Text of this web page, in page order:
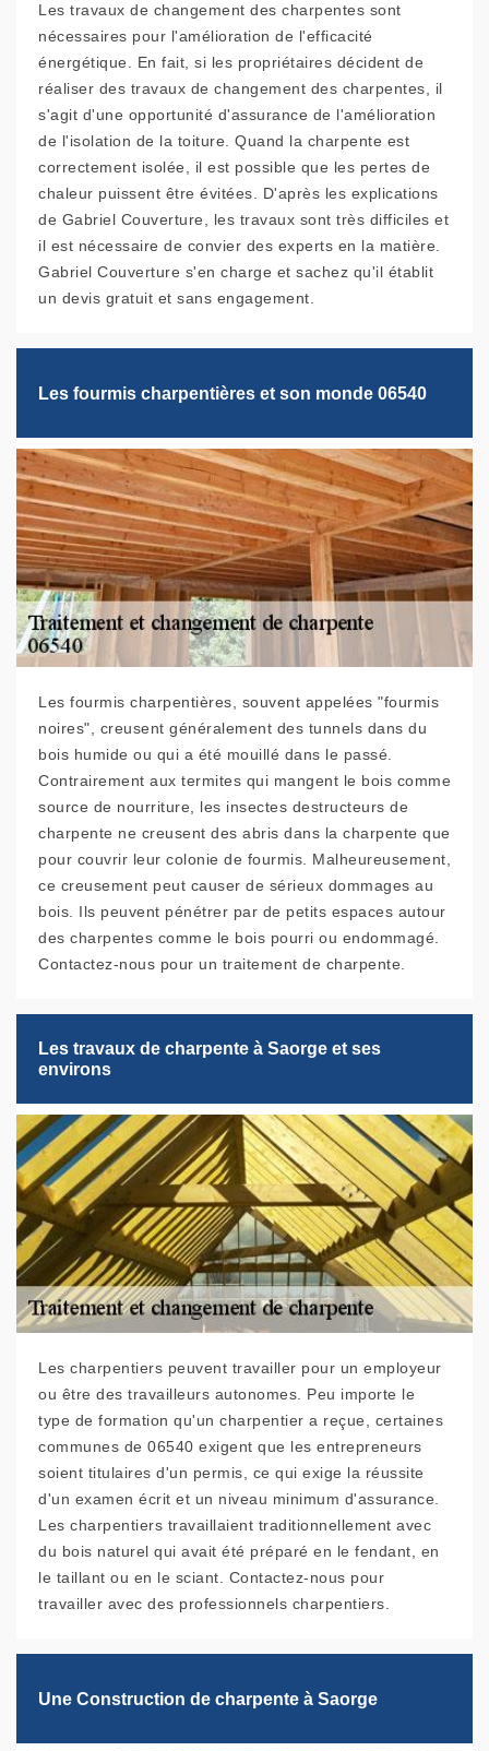
Les travaux de changement des charpentes sont
nécessaires pour l'amélioration de l'efficacité
énergétique. En fait, si les propriétaires décident de
réaliser des travaux de changement des charpentes, il
s'agit d'une opportunité d'assurance de l'amélioration
de l'isolation de la toiture. Quand la charpente est
correctement isolée, il est possible que les pertes de
chaleur puissent être évitées. D'après les explications
de Gabriel Couverture, les travaux sont très difficiles et
il est nécessaire de convier des experts en la matière.
Gabriel Couverture s'en charge et sachez qu'il établit
un devis gratuit et sans engagement.
Les fourmis charpentières et son monde 06540
Les fourmis charpentières, souvent appelées "fourmis
noires", creusent généralement des tunnels dans du
bois humide ou qui a été mouillé dans le passé.
Contrairement aux termites qui mangent le bois comme
source de nourriture, les insectes destructeurs de
charpente ne creusent des abris dans la charpente que
pour couvrir leur colonie de fourmis. Malheureusement,
ce creusement peut causer de sérieux dommages au
bois. Ils peuvent pénétrer par de petits espaces autour
des charpentes comme le bois pourri ou endommagé.
Contactez-nous pour un traitement de charpente.
Les travaux de charpente à Saorge et ses
environs
Les charpentiers peuvent travailler pour un employeur
ou être des travailleurs autonomes. Peu importe le
type de formation qu'un charpentier a reçue, certaines
communes de 06540 exigent que les entrepreneurs
soient titulaires d'un permis, ce qui exige la réussite
d'un examen écrit et un niveau minimum d'assurance.
Les charpentiers travaillaient traditionnellement avec
du bois naturel qui avait été préparé en le fendant, en
le taillant ou en le sciant. Contactez-nous pour
travailler avec des professionnels charpentiers.
Une Construction de charpente à Saorge